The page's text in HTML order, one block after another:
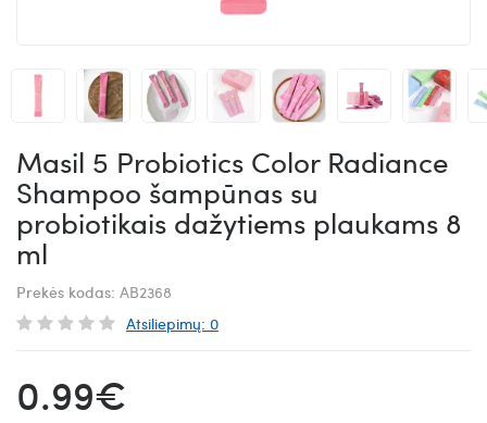
Masil 5 Probiotics Color Radiance
Shampoo šampūnas su
probiotikais dažytiems plaukams 8
ml
Prekės kodas: AB2368
Atsiliepimų: 0
0.99€